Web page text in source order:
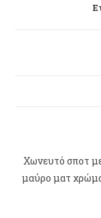
Χωνευτό σποτ
μαύρο ματ